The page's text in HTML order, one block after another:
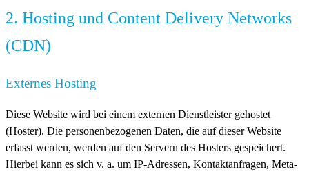
2. Hosting und Content Delivery Networks
(CDN)
Externes Hosting
Diese Website wird bei einem externen Dienstleister gehostet
(Hoster). Die personenbezogenen Daten, die auf dieser Website
erfasst werden, werden auf den Servern des Hosters gespeichert.
Hierbei kann es sich v. a. um IP-Adressen, Kontaktanfragen, Meta-